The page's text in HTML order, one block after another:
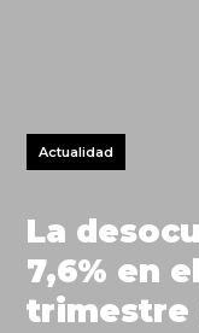
Actualidad
La
7,6% en
trimestre